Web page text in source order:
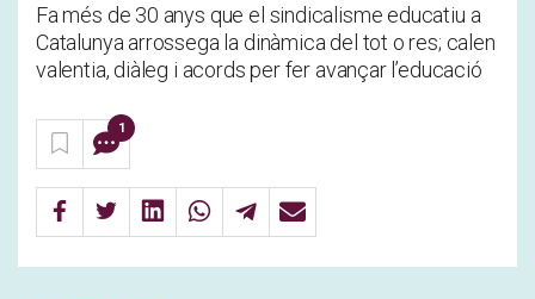
Fa més de 30 anys que el sindicalisme educatiu a
Catalunya arrossega la dinàmica del tot o res; calen
valentia, diàleg i acords per fer avançar l’educació
1